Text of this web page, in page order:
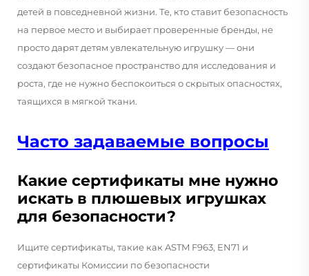
детей в повседневной жизни. Те, кто ставит безопасность
на первое место и выбирает проверенные бренды, не
просто дарят детям увлекательную игрушку — они
создают безопасное пространство для исследования и
роста, где не нужно беспокоиться о скрытых опасностях,
таящихся в мягкой ткани.
Часто задаваемые вопросы
Какие сертификаты мне нужно
искать в плюшевых игрушках
для безопасности?
Ищите сертификаты, такие как ASTM F963, EN71 и
сертификаты Комиссии по безопасности